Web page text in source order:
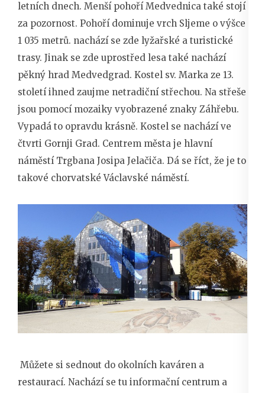
letních dnech. Menší pohoří Medvednica také stojí
za pozornost. Pohoří dominuje vrch Sljeme o výšce
1 035 metrů. nachází se zde lyžařské a turistické
trasy. Jinak se zde uprostřed lesa také nachází
pěkný hrad Medvedgrad. Kostel sv. Marka ze 13.
století ihned zaujme netradiční střechou. Na střeše
jsou pomocí mozaiky vyobrazené znaky Záhřebu.
Vypadá to opravdu krásně. Kostel se nachází ve
čtvrti Gornji Grad. Centrem města je hlavní
náměstí Trgbana Josipa Jelačiča. Dá se říct, že je to
takové chorvatské Václavské náměstí.
Můžete si sednout do okolních kaváren a
restaurací. Nachází se tu informační centrum a